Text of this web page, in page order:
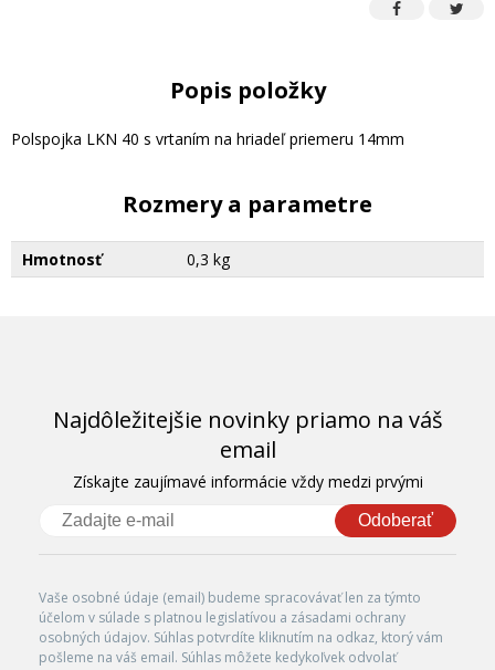
Popis položky
Polspojka LKN 40 s vrtaním na hriadeľ priemeru 14mm
Rozmery a parametre
Hmotnosť 0,3 kg
Najdôležitejšie novinky priamo na váš
email
Získajte zaujímavé informácie vždy medzi prvými
Odoberať
Vaše osobné údaje (email) budeme spracovávať len za týmto
účelom v súlade s platnou legislatívou a zásadami ochrany
osobných údajov. Súhlas potvrdíte kliknutím na odkaz, ktorý vám
pošleme na váš email. Súhlas môžete kedykoľvek odvolať